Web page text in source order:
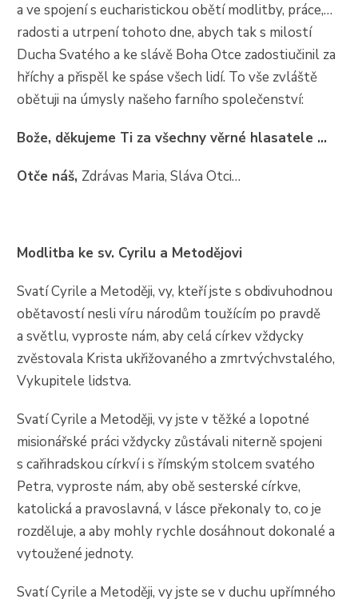
a ve spojení s eucharistickou obětí modlitby, práce,…
radosti a utrpení tohoto dne, abych tak s milostí
Ducha Svatého a ke slávě Boha Otce zadostiučinil za
hříchy a přispěl ke spáse všech lidí. To vše zvláště
obětuji na úmysly našeho farního společenství:
Bože, děkujeme Ti za všechny věrné hlasatele …
Otče náš, Zdrávas Maria, Sláva Otci…
Modlitba ke sv. Cyrilu a Metodějovi
Svatí Cyrile a Metoději, vy, kteří jste s obdivuhodnou
obětavostí nesli víru národům toužícím po pravdě
a světlu, vyproste nám, aby celá církev vždycky
zvěstovala Krista ukřižovaného a zmrtvýchvstalého,
Vykupitele lidstva.
Svatí Cyrile a Metoději, vy jste v těžké a lopotné
misionářské práci vždycky zůstávali niterně spojeni
s cařihradskou církví i s římským stolcem svatého
Petra, vyproste nám, aby obě sesterské církve,
katolická a pravoslavná, v lásce překonaly to, co je
rozděluje, a aby mohly rychle dosáhnout dokonalé a
vytoužené jednoty.
Svatí Cyrile a Metoději, vy jste se v duchu upřímného